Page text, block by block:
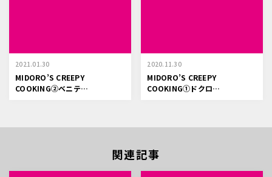
2021.01.30
MIDORO’S CREEPY
COOKING②ベニテ…
2020.11.30
MIDORO’S CREEPY
COOKING①ドクロ…
関連記事